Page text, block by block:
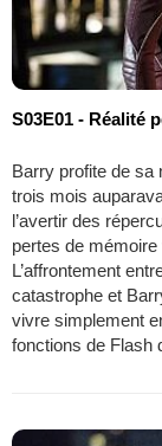
S03E01 - Réalité
Barry profite de sa
trois mois
l’avertir des
pertes de mémoire
L’affrontement
catastrophe et
vivre simplement
fonctions de Flash